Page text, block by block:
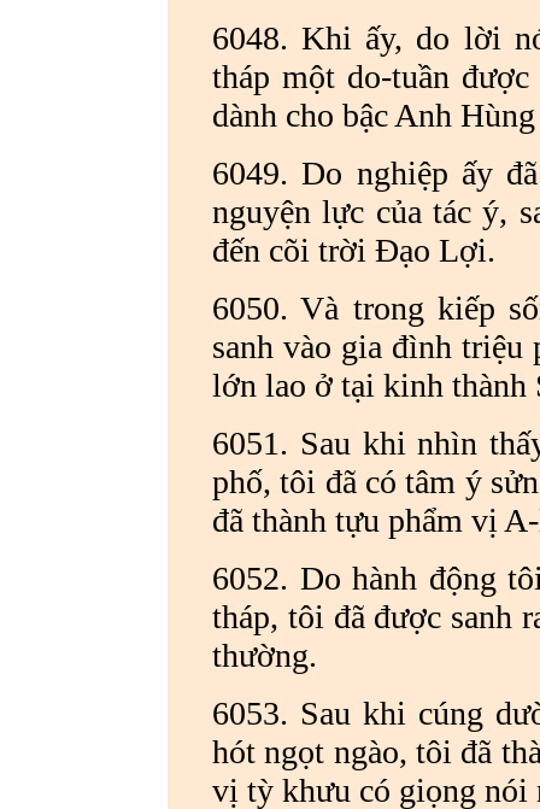
6048. Khi ấy, do lời
tháp một do-tuần
dành cho bậc Anh
6049. Do nghiệp ấy
nguyện lực của tác ý,
đến cõi trời Đạo Lợi.
6050. Và trong kiếp
sanh vào gia đình triệu
lớn lao ở tại kinh thành
6051. Sau khi nhìn
phố, tôi đã có tâm ý
đã thành tựu phẩm vị
6052. Do hành động
tháp, tôi đã được sanh
thường.
6053. Sau khi cúng
hót ngọt ngào, tôi đã
vị tỳ khưu có giọng nói